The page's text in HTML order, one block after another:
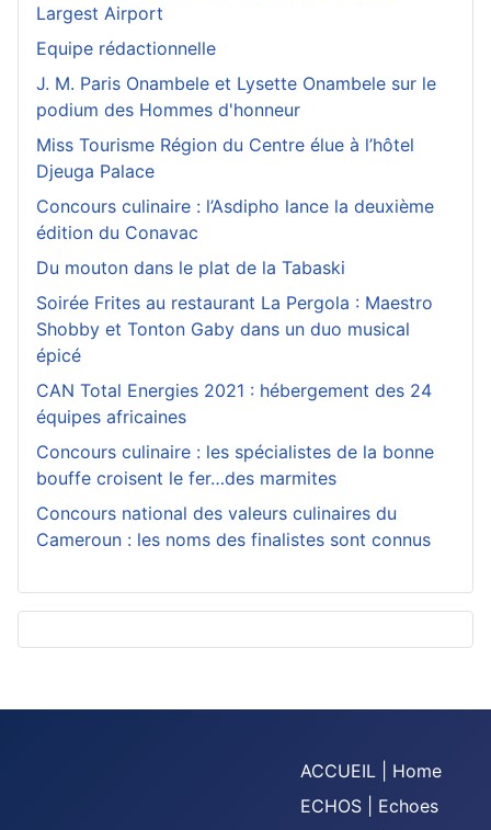
Largest Airport
Equipe rédactionnelle
J. M. Paris Onambele et Lysette Onambele sur le
podium des Hommes d'honneur
Miss Tourisme Région du Centre élue à l’hôtel
Djeuga Palace
Concours culinaire : l’Asdipho lance la deuxième
édition du Conavac
Du mouton dans le plat de la Tabaski
Soirée Frites au restaurant La Pergola : Maestro
Shobby et Tonton Gaby dans un duo musical
épicé
CAN Total Energies 2021 : hébergement des 24
équipes africaines
Concours culinaire : les spécialistes de la bonne
bouffe croisent le fer…des marmites
Concours national des valeurs culinaires du
Cameroun : les noms des finalistes sont connus
ACCUEIL | Home
ECHOS | Echoes